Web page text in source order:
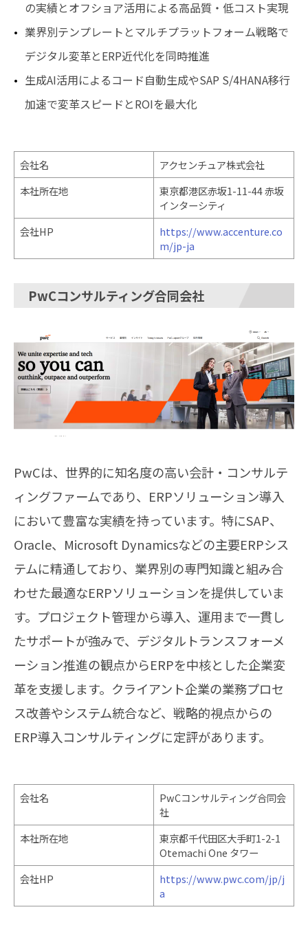
の実績とオフショア活用による高品質・低コスト実現
業界別テンプレートとマルチプラットフォーム戦略で
デジタル変革とERP近代化を同時推進
生成AI活用によるコード自動生成やSAP S/4HANA移行
加速で変革スピードとROIを最大化
会社名
アクセンチュア株式会社
本社所在地
東京都港区赤坂1-11-44 赤坂
インターシティ
会社HP
https://www.accenture.co
m/jp-ja
PwCコンサルティング合同会社
PwCは、世界的に知名度の高い会計・コンサルテ
ィングファームであり、ERPソリューション導入
において豊富な実績を持っています。特にSAP、
Oracle、Microsoft Dynamicsなどの主要ERPシス
テムに精通しており、業界別の専門知識と組み合
わせた最適なERPソリューションを提供していま
す。プロジェクト管理から導入、運用まで一貫し
たサポートが強みで、デジタルトランスフォーメ
ーション推進の観点からERPを中核とした企業変
革を支援します。クライアント企業の業務プロセ
ス改善やシステム統合など、戦略的視点からの
ERP導入コンサルティングに定評があります。
会社名
PwCコンサルティング合同会
社
本社所在地
東京都千代田区大手町1-2-1
Otemachi One タワー
会社HP
https://www.pwc.com/jp/j
a